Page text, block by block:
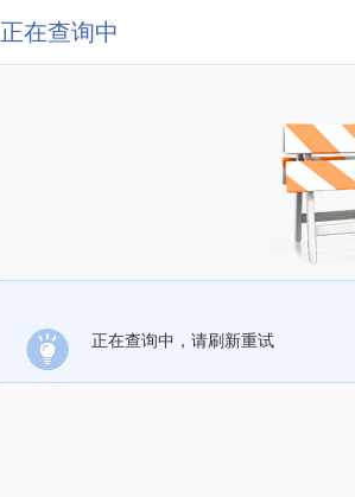
正在查询中
正在查询中，请刷新重试